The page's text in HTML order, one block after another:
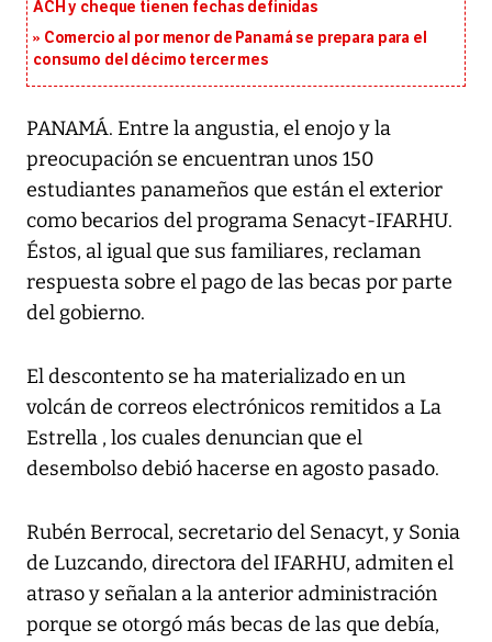
ACH y cheque tienen fechas definidas
Comercio al por menor de Panamá se prepara para el
consumo del décimo tercer mes
PANAMÁ. Entre la angustia, el enojo y la
preocupación se encuentran unos 150
estudiantes panameños que están el exterior
como becarios del programa Senacyt-IFARHU.
Éstos, al igual que sus familiares, reclaman
respuesta sobre el pago de las becas por parte
del gobierno.
El descontento se ha materializado en un
volcán de correos electrónicos remitidos a La
Estrella , los cuales denuncian que el
desembolso debió hacerse en agosto pasado.
Rubén Berrocal, secretario del Senacyt, y Sonia
de Luzcando, directora del IFARHU, admiten el
atraso y señalan a la anterior administración
porque se otorgó más becas de las que debía,